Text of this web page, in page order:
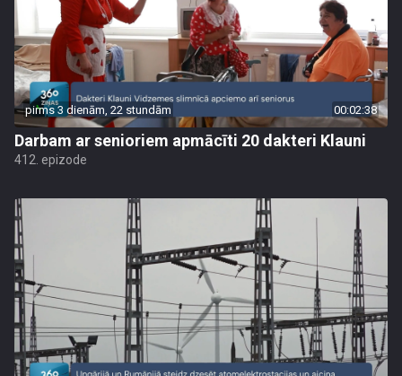
pirms 3 dienām, 22 stundām 00:02:38
Darbam ar senioriem apmācīti 20 dakteri Klauni
412. epizode